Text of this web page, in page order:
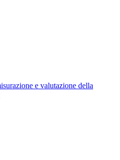
e valutazione della